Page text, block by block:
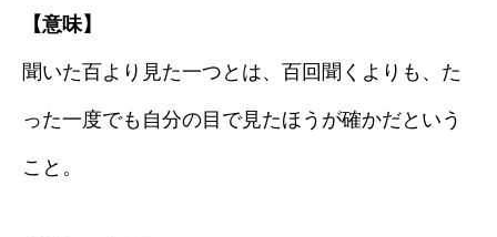
【意味】
聞いた百より見た一つとは、百回聞くよりも、た
った一度でも自分の目で見たほうが確かだという
こと。